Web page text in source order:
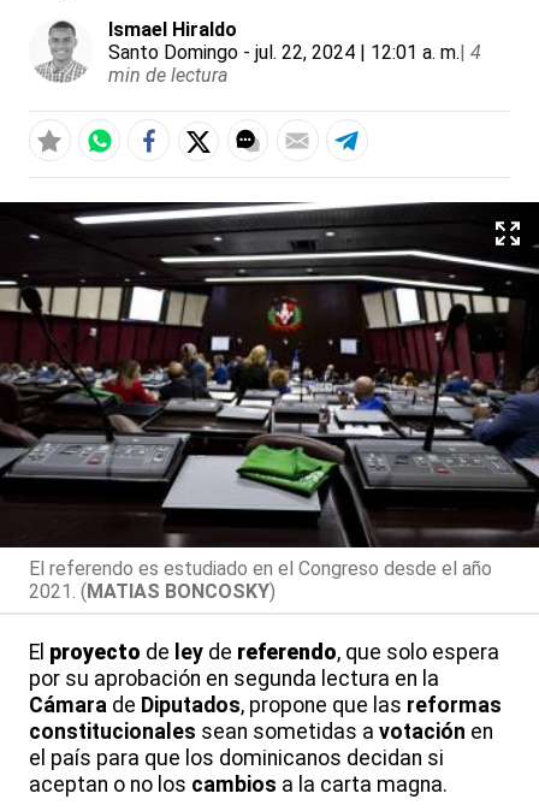
Ismael Hiraldo
Santo Domingo - jul. 22, 2024 | 12:01 a. m.| 4
min de lectura
El referendo es estudiado en el Congreso desde el año
2021. (MATIAS BONCOSKY)
El proyecto de ley de referendo, que solo espera
por su aprobación en segunda lectura en la
Cámara de Diputados, propone que las reformas
constitucionales sean sometidas a votación en
el país para que los dominicanos decidan si
aceptan o no los cambios a la carta magna.